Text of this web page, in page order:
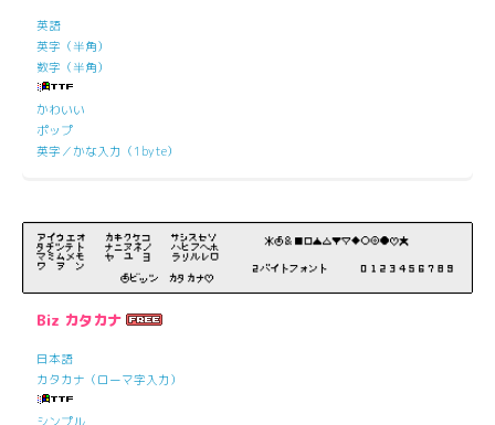
英語
英字（半角）
数字（半角）
かわいい
ポップ
英字／かな入力（1byte）
Biz カタカナ
日本語
カタカナ（ローマ字入力）
シンプル